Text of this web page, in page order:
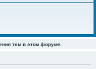
тем в этом форуме.